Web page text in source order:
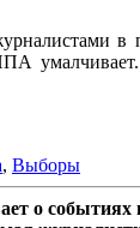
, Выборы
о